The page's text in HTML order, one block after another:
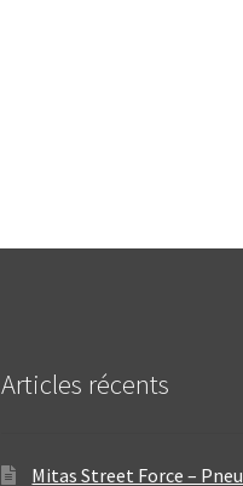
Articles récents
Mitas Street Force – Pneu